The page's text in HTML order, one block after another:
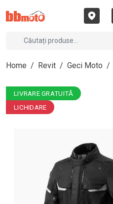
Home / Revit / Geci Moto /
LIVRARE GRATUITĂ
LICHIDARE